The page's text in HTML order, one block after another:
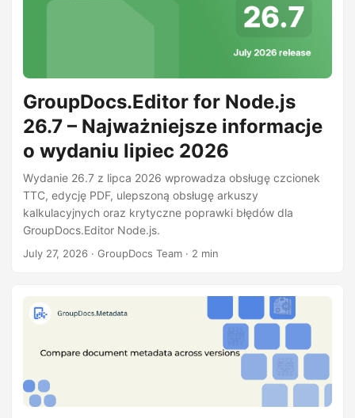
GroupDocs.Editor for Node.js
26.7 – Najważniejsze informacje
o wydaniu lipiec 2026
Wydanie 26.7 z lipca 2026 wprowadza obsługę czcionek
TTC, edycję PDF, ulepszoną obsługę arkuszy
kalkulacyjnych oraz krytyczne poprawki błędów dla
GroupDocs.Editor Node.js.
July 27, 2026 · GroupDocs Team · 2 min